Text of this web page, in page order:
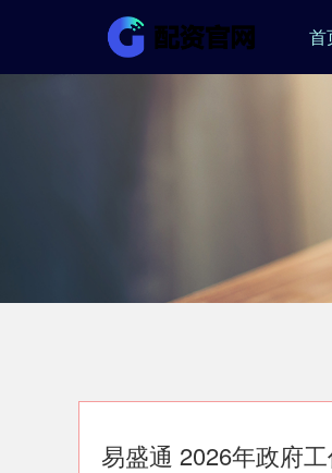
首
易盛通 2026年政府